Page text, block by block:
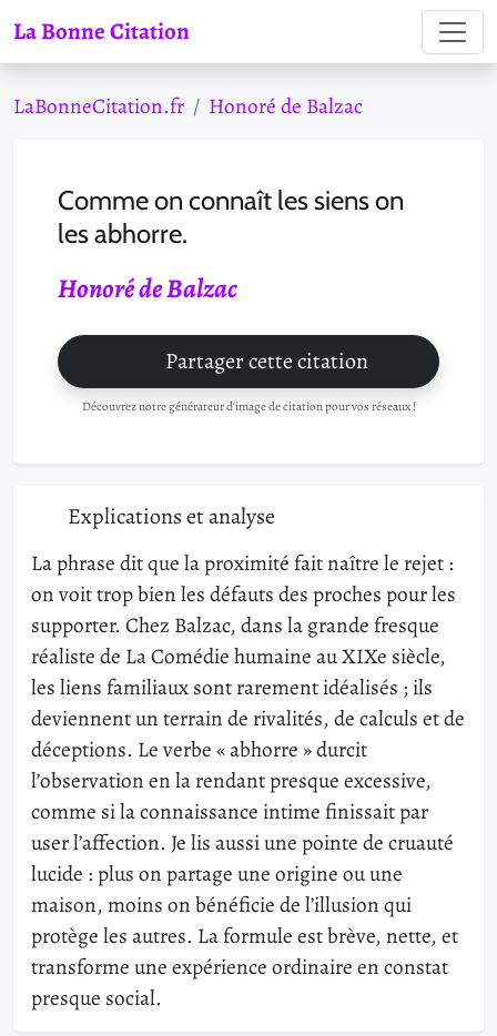
La Bonne Citation
LaBonneCitation.fr Honoré de Balzac
Comme on connaît les siens on
les abhorre.
Honoré de Balzac
Partager cette citation
Découvrez notre générateur d'image de citation pour vos réseaux !
Explications et analyse
La phrase dit que la proximité fait naître le rejet :
on voit trop bien les défauts des proches pour les
supporter. Chez Balzac, dans la grande fresque
réaliste de La Comédie humaine au XIXe siècle,
les liens familiaux sont rarement idéalisés ; ils
deviennent un terrain de rivalités, de calculs et de
déceptions. Le verbe « abhorre » durcit
l’observation en la rendant presque excessive,
comme si la connaissance intime finissait par
user l’affection. Je lis aussi une pointe de cruauté
lucide : plus on partage une origine ou une
maison, moins on bénéficie de l’illusion qui
protège les autres. La formule est brève, nette, et
transforme une expérience ordinaire en constat
presque social.